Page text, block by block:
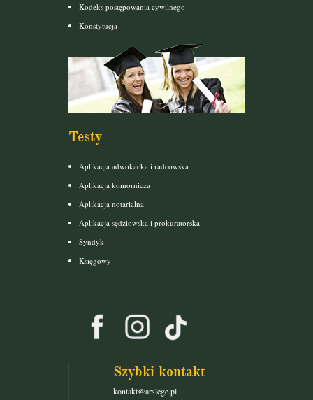
Kodeks postępowania cywilnego
Konstytucja
Testy
Aplikacja adwokacka i radcowska
Aplikacja komornicza
Aplikacja notarialna
Aplikacja sędziowska i prokuratorska
Syndyk
Księgowy
Szybki kontakt
kontakt@arslege.pl